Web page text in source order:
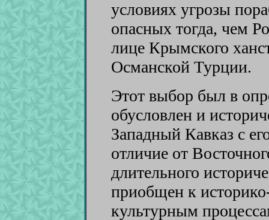
условиях угрозы
опасных тогда, чем
лице Крымского
Османской Турции.
Этот выбор был в
обусловлен и
Западный Кавказ с
отличие от
длительного
приобщен к
культурным